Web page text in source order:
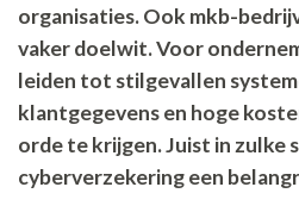
organisaties. Ook mkb-
vaker doelwit. Voor
leiden tot stilgevallen
klantgegevens en hoge
orde te krijgen. Juist in zulke
cyberverzekering een